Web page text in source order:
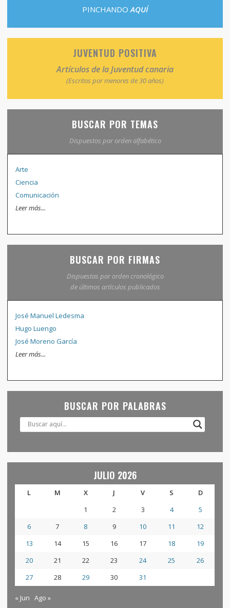
PINCHANDO AQUÍ
JUVENTUD POSITIVA
Artículos de la Juventud canaria
(Escritos por menores de 30 años)
BUSCAR POR TEMAS
Dispuestos por orden alfabético
Arte
Ciencia
Comunicación
Leer más...
BUSCAR POR FIRMAS
Dispuestas por orden cronológico
de últimos artículos publicados
José Manuel Ledesma
Hugo Luengo
José Moreno García
Leer más...
BUSCAR POR PALABRAS
JULIO 2026
L M X J V S
D
1
2 3 4
5
6
7 8 9 10 11
12
13
14 15 16 17 18
19
20
21 22 23 24 25
26
27
28 29 30 31
« Jun Ago »